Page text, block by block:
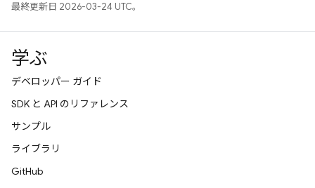
最終更新日 2026-03-24 UTC。
学ぶ
デベロッパー ガイド
SDK と API のリファレンス
サンプル
ライブラリ
GitHub